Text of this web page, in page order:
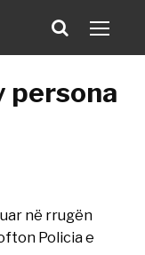
persona
në rrugën
Policia e